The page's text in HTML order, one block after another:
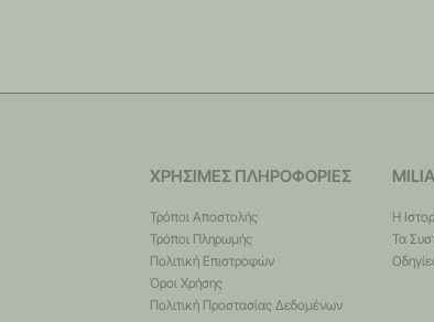
ΧΡΗΣΙΜΕΣ ΠΛΗΡΟΦΟΡΙΕΣ
Τρόποι Αποστολής
Τρόποι Πληρωμής
Πολιτική Επιστροφών
Όροι Χρήσης
Πολιτική Προστασίας Δεδομένων
Η
Τα